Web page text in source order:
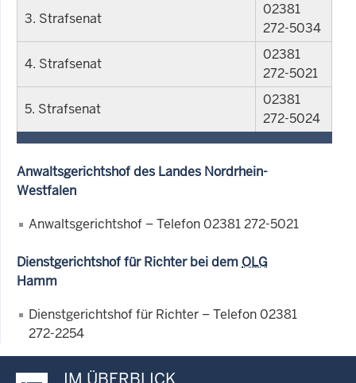
3. Strafsenat
02381
272-5034
4. Strafsenat
02381
272-5021
5. Strafsenat
02381
272-5024
Anwaltsgerichtshof des Landes Nordrhein-
Westfalen
Anwaltsgerichtshof – Telefon 02381 272-5021
Dienstgerichtshof für Richter bei dem OLG
Hamm
Dienstgerichtshof für Richter – Telefon 02381
272-2254